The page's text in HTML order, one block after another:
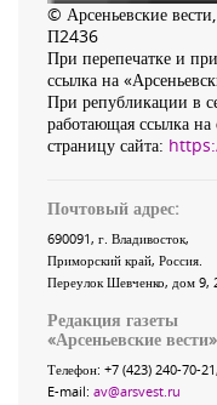
© Арсеньевские
П2436
При перепечатке и
ссылка на
При републикации в
работающая ссылка
страницу сайта:
Почтовый адрес:
690091, г. Владивосток,
Приморский край, Россия
Переулок Шевченко, дом 9,
Редакция газеты
«Арсеньевские вести
Телефон: +7 (423) 240-70-21
E-mail: av@arsvest.ru